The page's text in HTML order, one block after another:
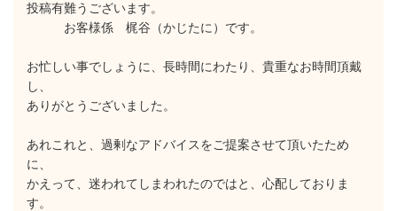
投稿有難うございます。
お客様係 梶谷（かじたに）です。
お忙しい事でしょうに、長時間にわたり、貴重なお時間頂戴
し、
ありがとうございました。
あれこれと、過剰なアドバイスをご提案させて頂いたため
に、
かえって、迷われてしまわれたのではと、心配しておりま
す。